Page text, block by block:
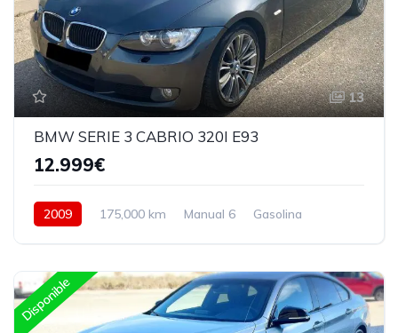
13
BMW SERIE 3 CABRIO 320I E93
12.999€
2009 175,000 km Manual 6
Gasolina
Disponible